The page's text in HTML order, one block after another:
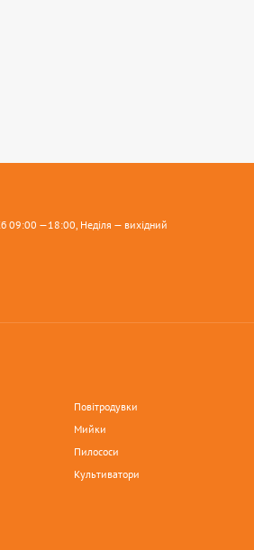
09:00 —18:00, Неділя — вихідний
Повітродувки
Мийки
Пилососи
Культиватори